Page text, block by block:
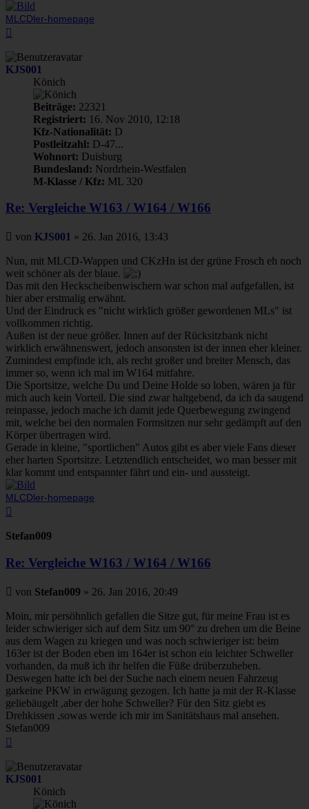
MLCDler-homepage
KJS001
Könich
Beiträge: 22321
Registriert: 16. Nov 2010, 12:18
Kfz-Nationalität: D
Postleitzahl: D-47...
Wohnort: Duisburg
Bundesland: Nordrhein-Westfalen
M-Klasse / Kfz: ML 320
Re: Vergleiche W163 / W164 / W166
Beitrag
von KJS001 » 26. Jan 2016, 13:43
Nun, mit MLCD-Wappen und CKzHn ist der grüne Frosch eh noch
weit schöner als der blaue.
Das mit den Heckscheibenwischern war schon mal aufgefallen, ist
hier aber erstmalig erwähnt.
Und der Eindruck es "nicht wirklich größer gewordenen MLs" ist
vollkommen richtig.
Außen ist der neue größer. Innen auf der Rücksitzbank nicht
wirklich erwähnenswert, jedoch ansonsten ist der innen eher kleiner.
Zumindest empfinde ich, als recht großer und breiter Mensch, das
immer so, wenn ich mal im W164 mitfahre.
Die Sportsitze, welche Du und Deine Holde so loben, wären ja für
mich auch kein Vorteil. Die sind zwar haltgebend, da ich da saugend
reinpasse, jedoch mache ich damit jede Querbewegung zwingend
mit, welche bei den normalen Formsitzen nur sehr gedämpft auf den
Körper übertragen wird.
Gerade in kleine, "sportlichen" Autos gibt es aber viele Fans dieser
eher harten Sportsitze. Letztendlich entscheidet, wo man besser mit
klar kommt und entspannter fährt und ein- und aussteigt.
MLCDler-homepage
Stefan009
Re: Vergleiche W163 / W164 / W166
Beitrag
von Stefan009 » 26. Jan 2016, 20:49
Moin, mir persöhnlich gefallen die Sitze gut, für meine Frau ist es
leider schwieriger sich auf dem Sitz um 90° zu drehen um die Beine
aus dem Wagen zu kriegen und was noch schwieriger ist: beim
163er ist der Boden eben im 164er ist schon ein leichter Schweller
vorhanden, da muß ich ihr helfen die Füße drüberzuheben.
Deswegen hatte ich bei der Suche nach einem neuen Fahrzeug
garkeine PKW in erwägung gezogen. Ich hatte ja mit der R-Klasse
geliebäugelt ,aber der hohe Schweller? Für den Sitz giebt es
Drehkissen ,sowas werde ich mir im Sanitätshaus mal ansehen.
Stefan009
KJS001
Könich